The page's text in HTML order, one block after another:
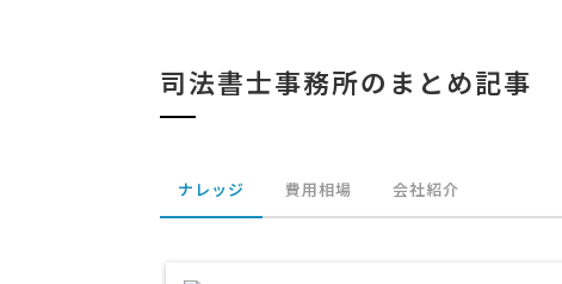
司法書士事務所のまとめ記事
ナレッジ 費用相場 会社紹介